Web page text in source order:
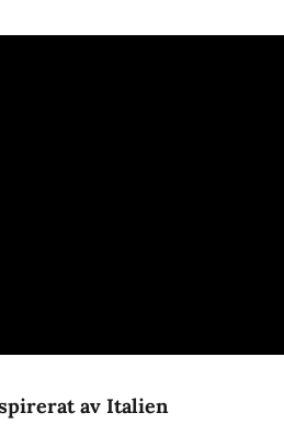
av Italien